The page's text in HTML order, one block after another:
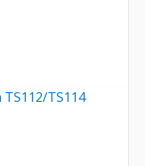
TS114